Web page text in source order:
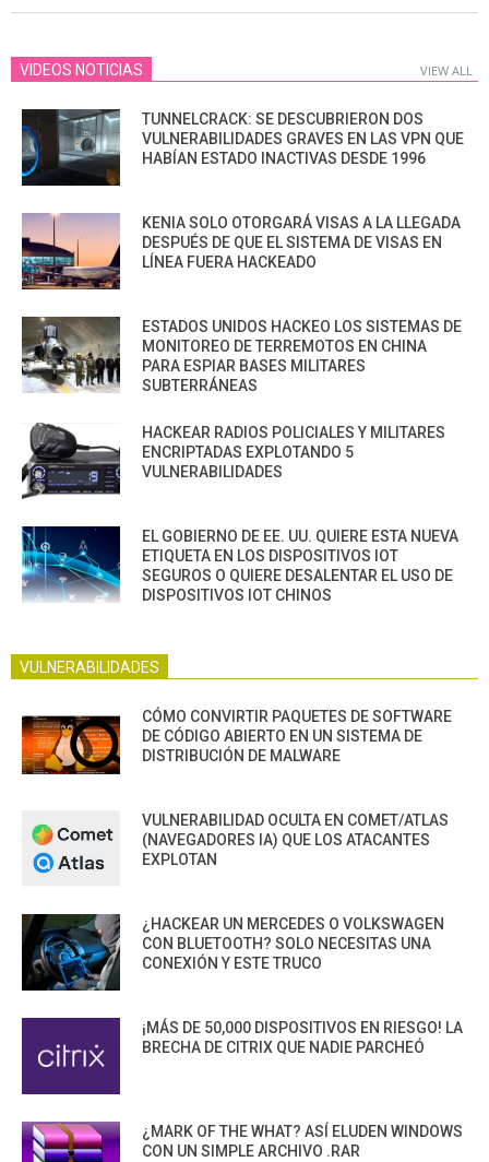
VIDEOS NOTICIAS VIEW ALL
TUNNELCRACK: SE DESCUBRIERON DOS
VULNERABILIDADES GRAVES EN LAS VPN QUE
HABÍAN ESTADO INACTIVAS DESDE 1996
KENIA SOLO OTORGARÁ VISAS A LA LLEGADA
DESPUÉS DE QUE EL SISTEMA DE VISAS EN
LÍNEA FUERA HACKEADO
ESTADOS UNIDOS HACKEO LOS SISTEMAS DE
MONITOREO DE TERREMOTOS EN CHINA
PARA ESPIAR BASES MILITARES
SUBTERRÁNEAS
HACKEAR RADIOS POLICIALES Y MILITARES
ENCRIPTADAS EXPLOTANDO 5
VULNERABILIDADES
EL GOBIERNO DE EE. UU. QUIERE ESTA NUEVA
ETIQUETA EN LOS DISPOSITIVOS IOT
SEGUROS O QUIERE DESALENTAR EL USO DE
DISPOSITIVOS IOT CHINOS
VULNERABILIDADES
CÓMO CONVIRTIR PAQUETES DE SOFTWARE
DE CÓDIGO ABIERTO EN UN SISTEMA DE
DISTRIBUCIÓN DE MALWARE
VULNERABILIDAD OCULTA EN COMET/ATLAS
(NAVEGADORES IA) QUE LOS ATACANTES
EXPLOTAN
¿HACKEAR UN MERCEDES O VOLKSWAGEN
CON BLUETOOTH? SOLO NECESITAS UNA
CONEXIÓN Y ESTE TRUCO
¡MÁS DE 50,000 DISPOSITIVOS EN RIESGO! LA
BRECHA DE CITRIX QUE NADIE PARCHEÓ
¿MARK OF THE WHAT? ASÍ ELUDEN WINDOWS
CON UN SIMPLE ARCHIVO .RAR